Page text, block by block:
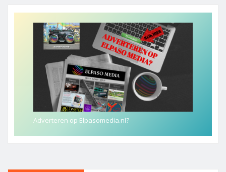
Adverteren op Elpasomedia.nl?